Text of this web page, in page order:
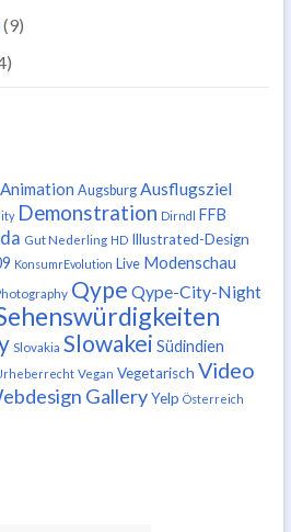
(9)
Animation Augsburg Ausflugsziel
Demonstration Dirndl FFB
Gut Nederling HD Illustrated-Design
KonsumrEvolution Live Modenschau
Qype Qype-City-Night
Slovakia Slowakei Südindien
Vegan Vegetarisch Video
Gallery Yelp Österreich